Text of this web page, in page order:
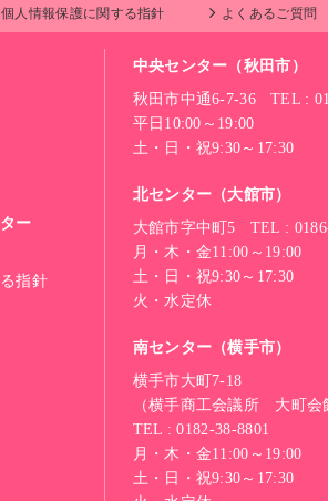
個人情報保護に関する指針 よくあるご質問
ー
指針
中央センター（秋田市）
秋田市中通6-7-36 TEL :
平日10:00～19:00
土・日・祝9:30～17:30
北センター（大館市）
大館市字中町5 TEL :
月・木・金11:00～19:00
土・日・祝9:30～17:30
火・水定休
南センター（横手市）
横手市大町7-18
（横手商工会議所 大町会
TEL : 0182-38-8801
月・木・金11:00～19:00
土・日・祝9:30～17:30